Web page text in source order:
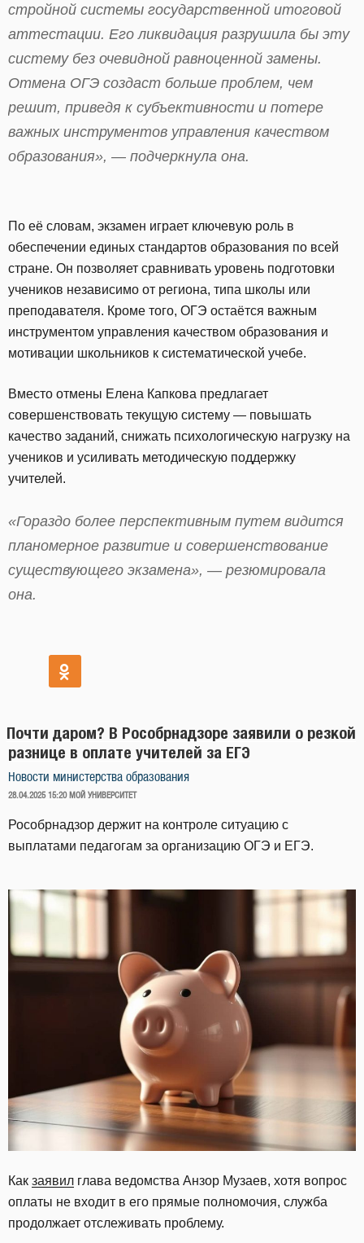
стройной системы государственной итоговой
аттестации. Его ликвидация разрушила бы эту
систему без очевидной равноценной замены.
Отмена ОГЭ создаст больше проблем, чем
решит, приведя к субъективности и потере
важных инструментов управления качеством
образования», — подчеркнула она.
По её словам, экзамен играет ключевую роль в
обеспечении единых стандартов образования по всей
стране. Он позволяет сравнивать уровень подготовки
учеников независимо от региона, типа школы или
преподавателя. Кроме того, ОГЭ остаётся важным
инструментом управления качеством образования и
мотивации школьников к систематической учебе.
Вместо отмены Елена Капкова предлагает
совершенствовать текущую систему — повышать
качество заданий, снижать психологическую нагрузку на
учеников и усиливать методическую поддержку
учителей.
«Гораздо более перспективным путем видится
планомерное развитие и совершенствование
существующего экзамена», — резюмировала
она.
Почти даром? В Рособрнадзоре заявили о резкой
разнице в оплате учителей за ЕГЭ
Новости министерства образования
ОПУБЛИКОВАНО
28.04.2025 15:20 МОЙ УНИВЕРСИТЕТ
Рособрнадзор держит на контроле ситуацию с
выплатами педагогам за организацию ОГЭ и ЕГЭ.
Как заявил глава ведомства Анзор Музаев, хотя вопрос
оплаты не входит в его прямые полномочия, служба
продолжает отслеживать проблему.